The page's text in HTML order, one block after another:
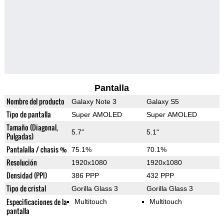
Pantalla
Nombre del producto Galaxy Note 3 Galaxy S5
Tipo de pantalla Super AMOLED Super AMOLED
Tamaño (Diagonal,
Pulgadas)
5.7" 5.1"
Pantalalla / chasis % 75.1% 70.1%
Resolución 1920x1080 1920x1080
Densidad (PPI) 386 PPP 432 PPP
Tipo de cristal Gorilla Glass 3 Gorilla Glass 3
Especificaciones de la
pantalla
Multitouch Multitouch